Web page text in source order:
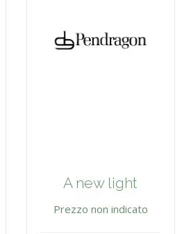
A new light
Prezzo non indicato